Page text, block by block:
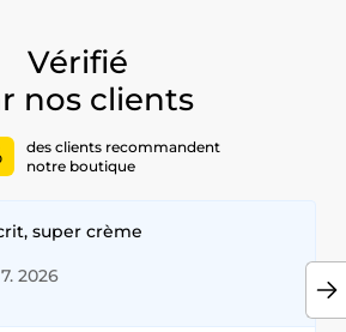
Vérifié
nos clients
des clients recommandent
notre boutique
super crème
2026